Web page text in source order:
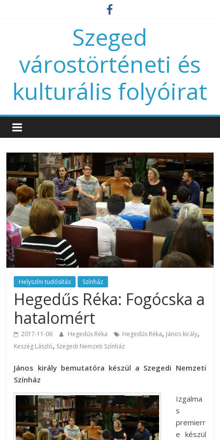
Szeged
várostörténeti és
kulturális folyóirat
Helyszíni tudósítás Színház
Hegedűs Réka: Fogócska a
hatalomért
2017-11-06 Hegedűs Réka Hegedűs Réka, János király,
Keszég László, Szegedi Nemzeti Színház
János király bemutatóra készül a Szegedi Nemzeti
Színház
Izgalma
s
premierr
e készül